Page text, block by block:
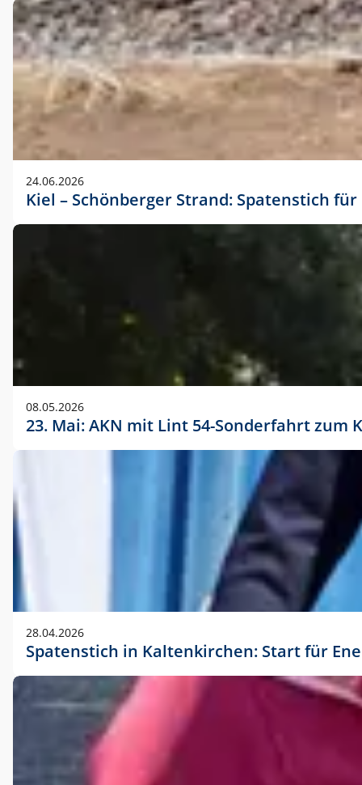
24.06.2026
Kiel – Schönberger Strand: Spatenstich
08.05.2026
23. Mai: AKN mit Lint 54-Sonderfahrt
28.04.2026
Spatenstich in Kaltenkirchen: Start für